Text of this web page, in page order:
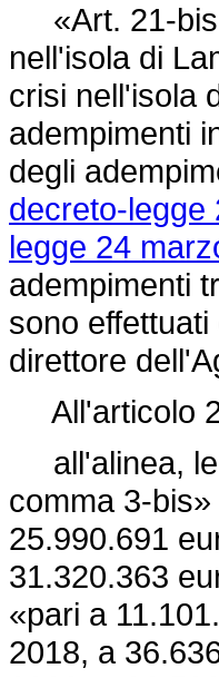
«Art. 21-bis
nell'isola di
crisi nell'isola
adempimenti
degli
decreto-legge
legge 24
adempimenti
sono
direttore
All'articolo
all'alinea, le
comma 3-
25.990.691
31.320.363
«pari a
2018, a